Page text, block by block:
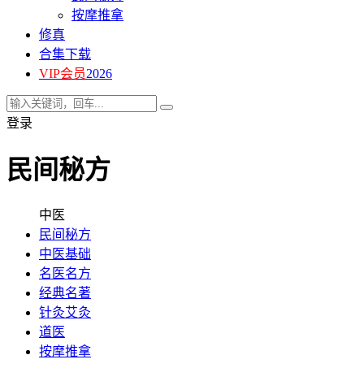
按摩推拿
修真
合集下载
VIP会员2026
登录
民间秘方
中医
民间秘方
中医基础
名医名方
经典名著
针灸艾灸
道医
按摩推拿